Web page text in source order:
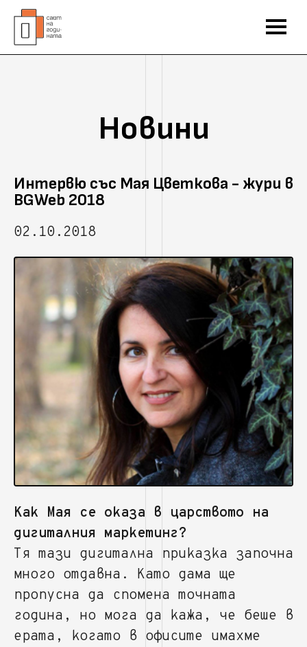
Новини
Интервю със Мая Цветкова - жури в
BGWeb 2018
02.10.2018
Как Мая се оказа в царството на
дигиталния маркетинг?
Тя тази дигитална приказка започна
много отдавна. Като дама ще
пропусна да спомена точната
година, но мога да кажа, че беше в
ерата, когато в офисите имахме